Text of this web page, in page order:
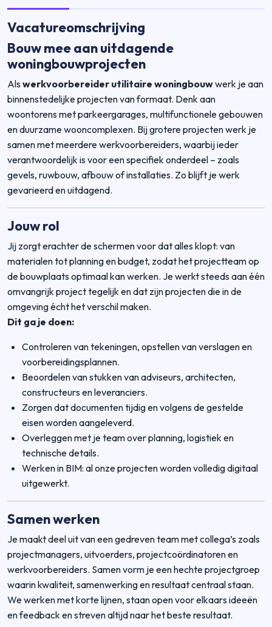
Vacatureomschrijving
Bouw mee aan uitdagende
woningbouwprojecten
Als werkvoorbereider utilitaire woningbouwwerk je aan
binnenstedelijke projecten van formaat. Denk aan
woontorens met parkeergarages, multifunctionele gebouwen
en duurzame wooncomplexen. Bij grotere projecten werk je
samen met meerdere werkvoorbereiders, waarbij ieder
verantwoordelijk is voor een specifiek onderdeel – zoals
gevels, ruwbouw, afbouw of installaties. Zo blijft je werk
gevarieerd en uitdagend.
Jouw rol
Jij zorgt erachter de schermen voor dat alles klopt: van
materialen tot planning en budget, zodat het projectteam op
de bouwplaats optimaal kan werken. Je werkt steeds aan één
omvangrijk project tegelijk en dat zijn projecten die in de
omgeving écht het verschil maken.
Dit ga je doen:
Controleren van tekeningen, opstellen van verslagen en
voorbereidingsplannen.
Beoordelen van stukken van adviseurs, architecten,
constructeurs en leveranciers.
Zorgen dat documenten tijdig en volgens de gestelde
eisen worden aangeleverd.
Overleggen met je team over planning, logistiek en
technische details.
Werken in BIM: al onze projecten worden volledig digitaal
uitgewerkt.
Samen werken
Je maakt deel uit van een gedreven team met collega’s zoals
projectmanagers, uitvoerders, projectcoördinatoren en
werkvoorbereiders. Samen vorm je een hechte projectgroep
waarin kwaliteit, samenwerking en resultaat centraal staan.
We werken met korte lijnen, staan open voor elkaars ideeën
en feedback en streven altijd naar het beste resultaat.